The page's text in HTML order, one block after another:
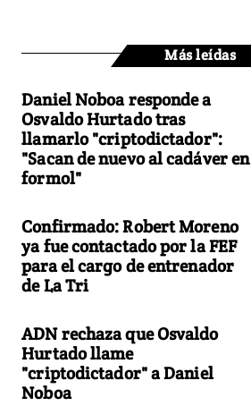
Más leídas
Daniel Noboa responde a
Osvaldo Hurtado tras
llamarlo "criptodictador":
"Sacan de nuevo al cadáver en
formol"
Confirmado: Robert Moreno
ya fue contactado por la FEF
para el cargo de entrenador
de La Tri
ADN rechaza que Osvaldo
Hurtado llame
"criptodictador" a Daniel
Noboa